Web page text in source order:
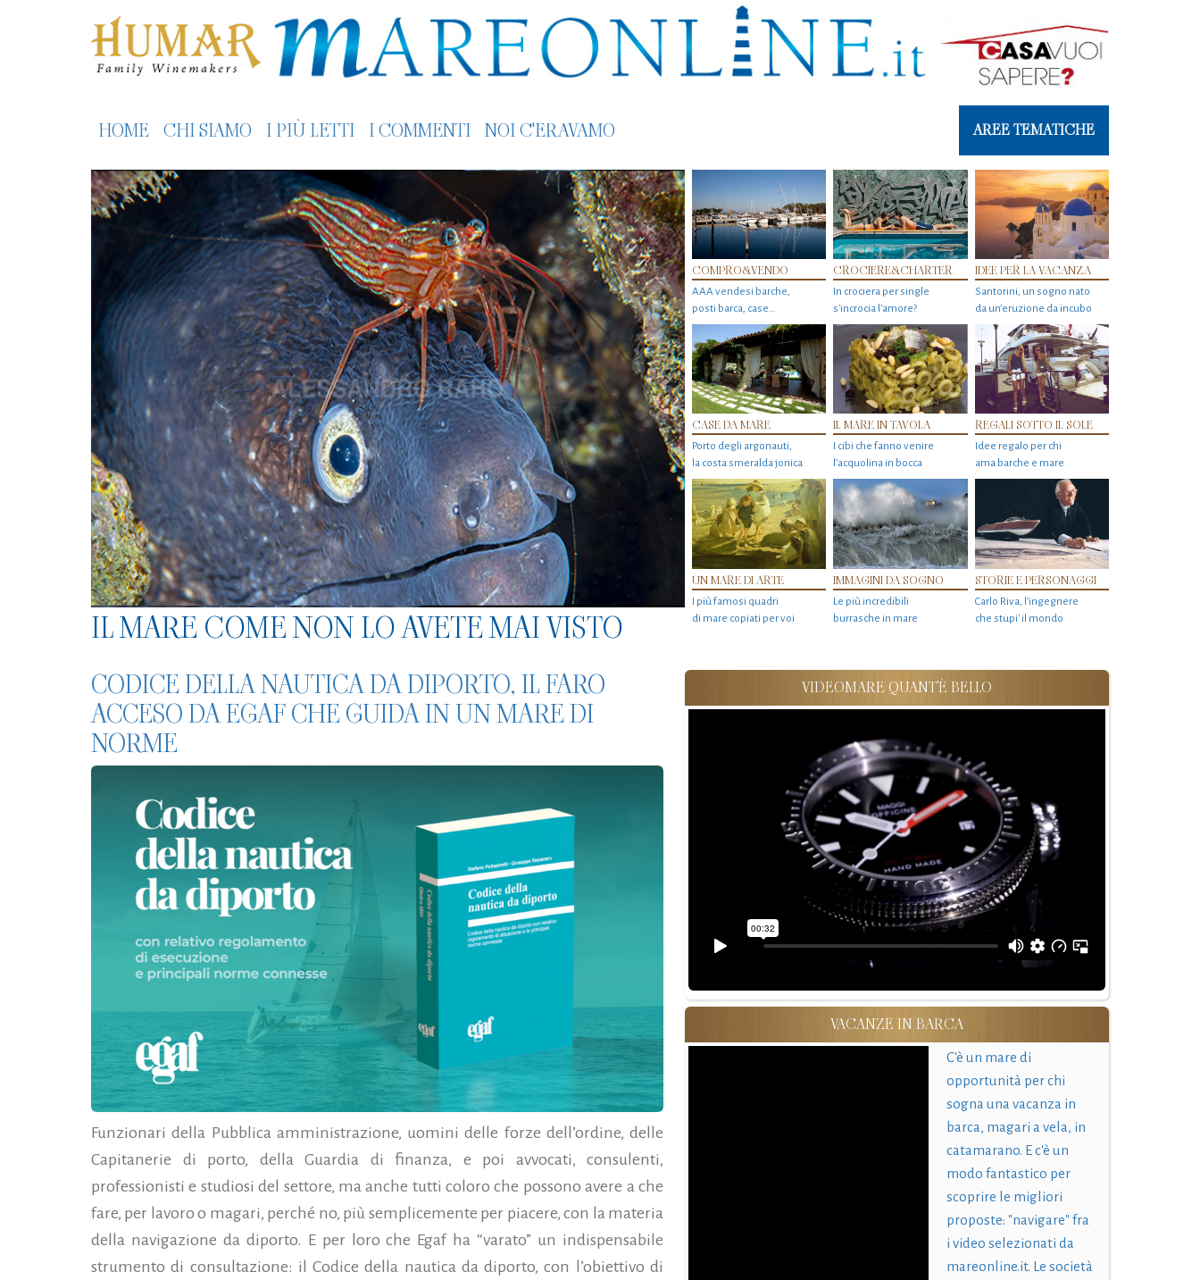
HOME CHI SIAMO I PIÙ LETTI I COMMENTI NOI C'ERAVAMO AREE TEMATICHE
IL MARE COME NON LO AVETE MAI VISTO
COMPRO&VENDO
AAA vendesi barche,
posti barca, case…
CROCIERE&CHARTER
In crociera per single
s'incrocia l’amore?
IDEE PER LA VACANZA
Santorini, un sogno nato
da un’eruzione da incubo
CASE DA MARE
Porto degli argonauti,
la costa smeralda jonica
IL MARE IN TAVOLA
I cibi che fanno venire
l’acquolina in bocca
REGALI SOTTO IL SOLE
Idee regalo per chi
ama barche e mare
UN MARE DI ARTE
I più famosi quadri
di mare copiati per voi
IMMAGINI DA SOGNO
Le più incredibili
burrasche in mare
STORIE E PERSONAGGI
Carlo Riva, l’ingegnere
che stupi' il mondo
CODICE DELLA NAUTICA DA DIPORTO, IL FARO
ACCESO DA EGAF CHE GUIDA IN UN MARE DI
NORME
Funzionari della Pubblica amministrazione, uomini delle forze dell’ordine, delle
Capitanerie di porto, della Guardia di finanza, e poi avvocati, consulenti,
professionisti e studiosi del settore, ma anche tutti coloro che possono avere a che
fare, per lavoro o magari, perché no, più semplicemente per piacere, con la materia
della navigazione da diporto. E per loro che Egaf ha “varato” un indispensabile
strumento di consultazione: il Codice della nautica da diporto, con l’obiettivo di
VIDEOMARE QUANT'È BELLO
VACANZE IN BARCA
C'è un mare di
opportunità per chi
sogna una vacanza in
barca, magari a vela, in
catamarano. E c'è un
modo fantastico per
scoprire le migliori
proposte: "navigare" fra
i video selezionati da
mareonline.it. Le società